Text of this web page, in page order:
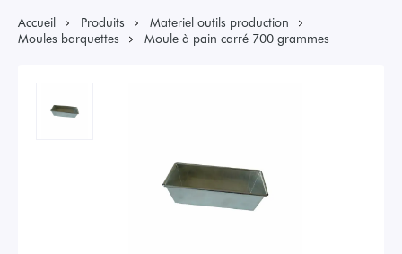
Accueil Produits
Materiel outils production
Moules barquettes
Moule à pain carré 700 grammes